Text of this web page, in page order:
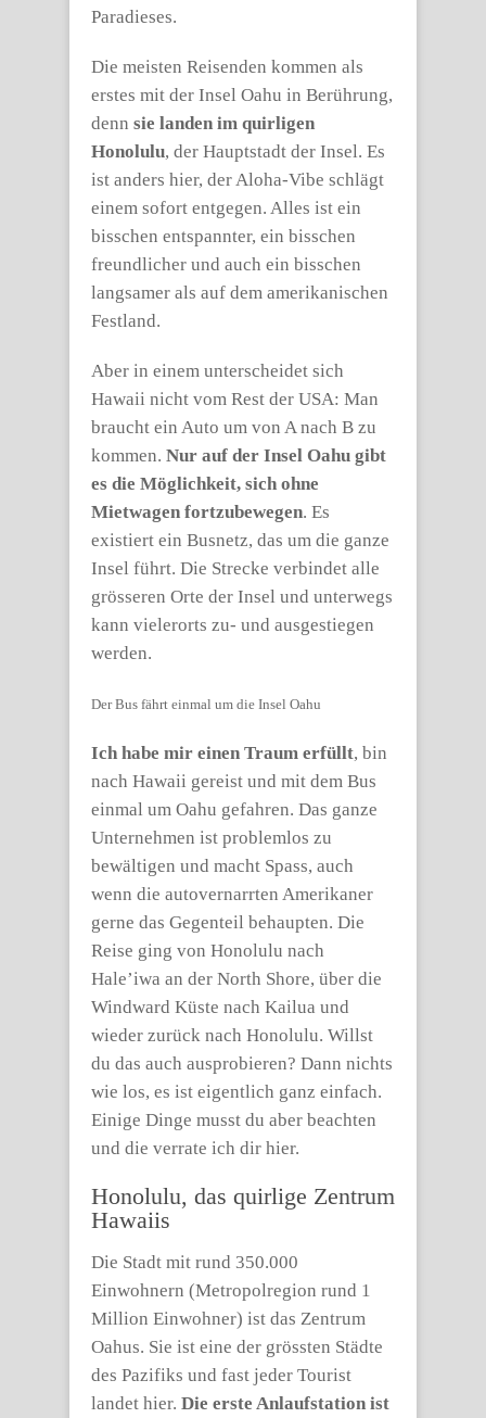
Paradieses.
Die meisten Reisenden kommen als
erstes mit der Insel Oahu in Berührung,
denn sie landen im quirligen
Honolulu, der Hauptstadt der Insel. Es
ist anders hier, der Aloha-Vibe schlägt
einem sofort entgegen. Alles ist ein
bisschen entspannter, ein bisschen
freundlicher und auch ein bisschen
langsamer als auf dem amerikanischen
Festland.
Aber in einem unterscheidet sich
Hawaii nicht vom Rest der USA: Man
braucht ein Auto um von A nach B zu
kommen. Nur auf der Insel Oahu gibt
es die Möglichkeit, sich ohne
Mietwagen fortzubewegen. Es
existiert ein Busnetz, das um die ganze
Insel führt. Die Strecke verbindet alle
grösseren Orte der Insel und unterwegs
kann vielerorts zu- und ausgestiegen
werden.
Der Bus fährt einmal um die Insel Oahu
Ich habe mir einen Traum erfüllt, bin
nach Hawaii gereist und mit dem Bus
einmal um Oahu gefahren. Das ganze
Unternehmen ist problemlos zu
bewältigen und macht Spass, auch
wenn die autovernarrten Amerikaner
gerne das Gegenteil behaupten. Die
Reise ging von Honolulu nach
Hale’iwa an der North Shore, über die
Windward Küste nach Kailua und
wieder zurück nach Honolulu. Willst
du das auch ausprobieren? Dann nichts
wie los, es ist eigentlich ganz einfach.
Einige Dinge musst du aber beachten
und die verrate ich dir hier.
Honolulu, das quirlige Zentrum
Hawaiis
Die Stadt mit rund 350.000
Einwohnern (Metropolregion rund 1
Million Einwohner) ist das Zentrum
Oahus. Sie ist eine der grössten Städte
des Pazifiks und fast jeder Tourist
landet hier. Die erste Anlaufstation ist